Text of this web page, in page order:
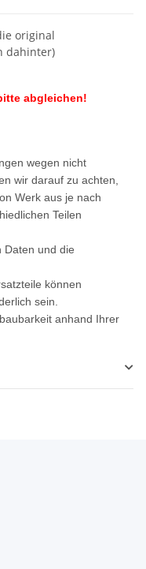
original
dahinter)
abgleichen!
wegen nicht
wir darauf zu achten,
Werk aus je nach
Teilen
Daten und die
können
sein.
anhand Ihrer